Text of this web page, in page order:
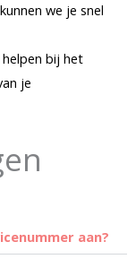
we je snel
helpen bij het
je
aan?